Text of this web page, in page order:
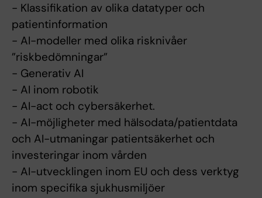
- Klassifikation av olika datatyper och
patientinformation
- AI-modeller med olika risknivåer
”riskbedömningar”
- Generativ AI
- AI inom robotik
- AI-act och cybersäkerhet.
- AI-möjligheter med hälsodata/patientdata
och AI-utmaningar patientsäkerhet och
investeringar inom vården
- AI-utvecklingen inom EU och dess verktyg
inom specifika sjukhusmiljöer